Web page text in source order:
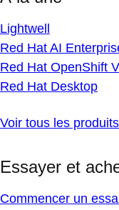
Lightwell
Red Hat AI
Red Hat OpenShift
Red Hat Desktop
Voir tous les produits
Essayer et
Commencer un